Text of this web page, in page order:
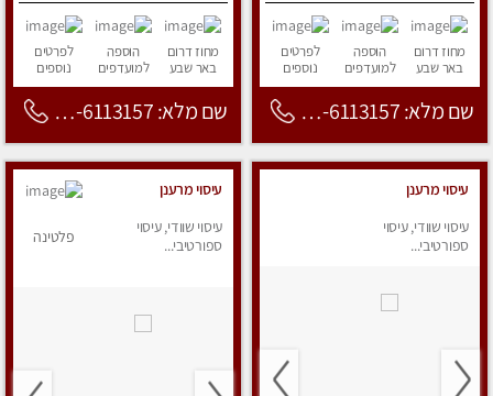
מחוז דרום
באר שבע
הוספה
למועדפים
לפרטים
נוספים
שם מלא: 053-6113157
מחוז דרום
באר שבע
הוספה
למועדפים
לפרטים
נוספים
שם מלא: 053-6113157
עיסוי מרענן
עיסוי שוודי, עיסוי
ספורטיבי...
עיסוי מרענן
עיסוי שוודי, עיסוי
ספורטיבי...
פלטינה